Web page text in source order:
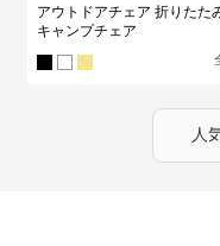
アウトドアチェア 折りたた
キャンプチェア
人